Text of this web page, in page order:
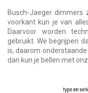
Busch-Jaeger dimmers
voorkant kun je van
Daarvoor worden
gebruikt. We begrijpen
is, daarom
dan kun je bellen met